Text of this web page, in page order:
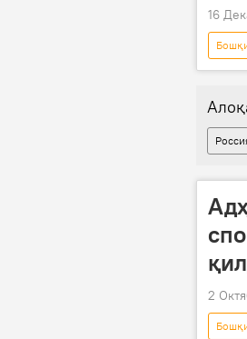
16
2